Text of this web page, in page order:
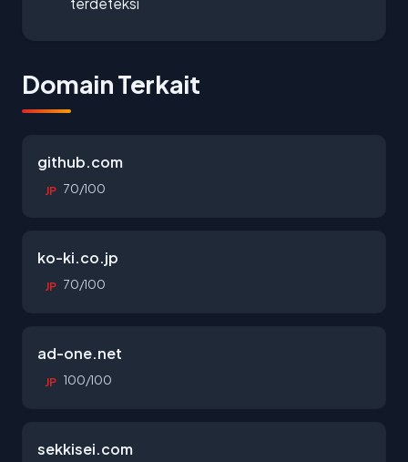
Domain Terkait
github.com
JP 70/100
ko-ki.co.jp
JP 70/100
ad-one.net
JP 100/100
sekkisei.com